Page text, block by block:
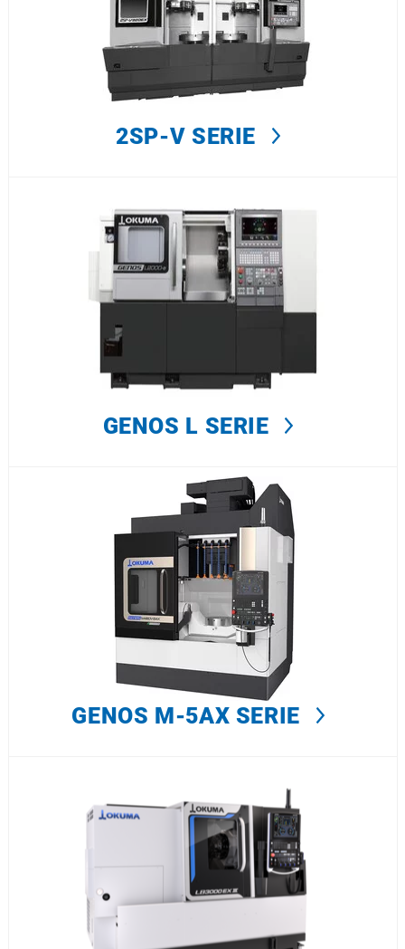
2SP-V SERIE
GENOS L SERIE
GENOS M-5AX SERIE